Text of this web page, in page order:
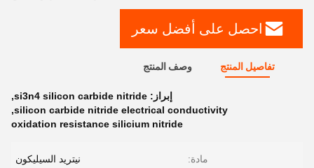
احصل على أفضل سعر
تفاصيل المنتج وصف المنتج
إبراز: si3n4 silicon carbide nitride
,
silicon carbide nitride electrical conductivity
,
oxidation resistance silicium nitride
مادة: نيتريد السيليكون